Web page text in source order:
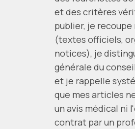
et des critères
publier, je recoupe
(textes officiels,
notices), je
générale du
et je rappelle
que mes articles
un avis médical ni
contrat par un